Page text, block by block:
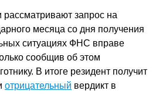
запрос на
месяца со дня получения
ситуациях ФНС вправе
сообщив об этом
В итоге резидент получит
отрицательный вердикт в